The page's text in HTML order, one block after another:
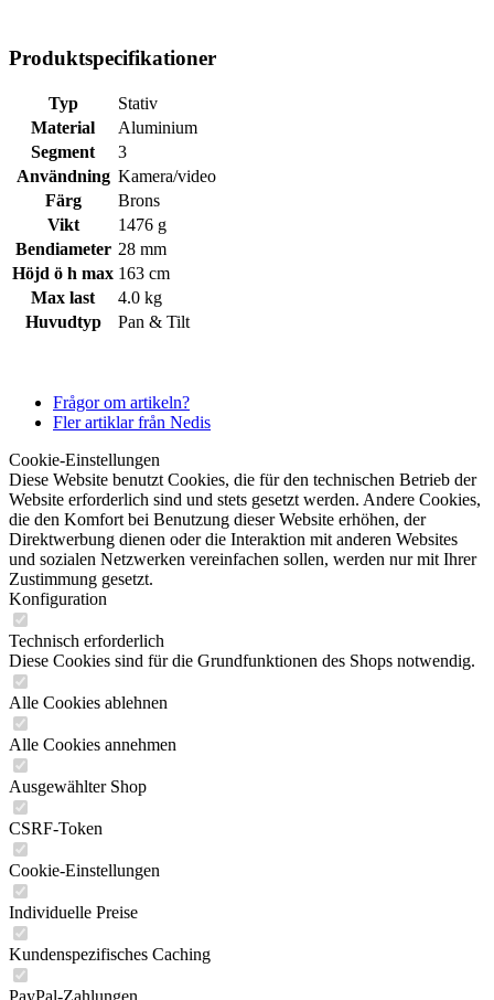
Produktspecifikationer
Typ
Stativ
Material
Aluminium
Segment
3
Användning Kamera/video
Färg
Brons
Vikt
1476 g
Bendiameter 28 mm
Höjd ö h max 163 cm
Max last
4.0 kg
Huvudtyp
Pan & Tilt
Frågor om artikeln?
Fler artiklar från Nedis
Cookie-Einstellungen
Diese Website benutzt Cookies, die für den technischen Betrieb der
Website erforderlich sind und stets gesetzt werden. Andere Cookies,
die den Komfort bei Benutzung dieser Website erhöhen, der
Direktwerbung dienen oder die Interaktion mit anderen Websites
und sozialen Netzwerken vereinfachen sollen, werden nur mit Ihrer
Zustimmung gesetzt.
Konfiguration
Technisch erforderlich
Diese Cookies sind für die Grundfunktionen des Shops notwendig.
Alle Cookies ablehnen
Alle Cookies annehmen
Ausgewählter Shop
CSRF-Token
Cookie-Einstellungen
Individuelle Preise
Kundenspezifisches Caching